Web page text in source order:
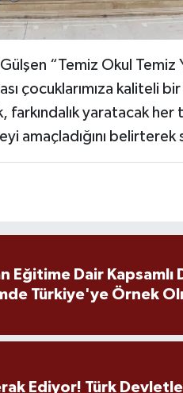
“Temiz Okul Temiz
çocuklarımıza kaliteli
farkındalık yaratacak
amaçladığını
Eğitime Dair
Türkiye'ye Örnek
Ediyor! Türk